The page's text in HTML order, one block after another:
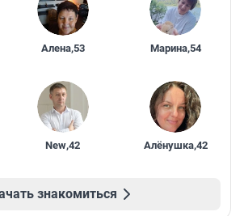
Алена,53 Марина,54
New,42 Алёнушка,42
знакомиться